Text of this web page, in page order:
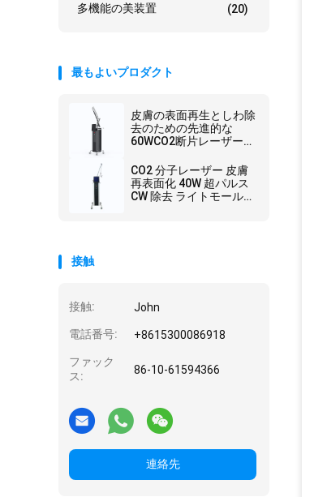
多機能の美装置 (20)
最もよいプロダクト
皮膚の表面再生としわ除
去のための先進的な
60WCO2断片レーザーシ
CO2 分子レーザー 皮膚
再表面化 40W 超パルス
CW 除去 ライトモール
接触
接触: John
電話番号: +8615300086918
ファック
ス:
86-10-61594366
連絡先